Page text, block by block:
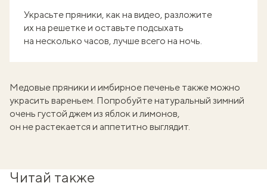
Украсьте пряники, как на видео, разложите
их на решетке и оставьте подсыхать
на несколько часов, лучше всего на ночь.
Медовые пряники и имбирное печенье также можно
украсить вареньем. Попробуйте натуральный зимний
очень густой джем из яблок и лимонов,
он не растекается и аппетитно выглядит.
Читай также